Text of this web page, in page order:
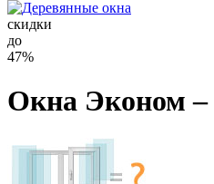
cкидки
до
47%
Окна Эконом –